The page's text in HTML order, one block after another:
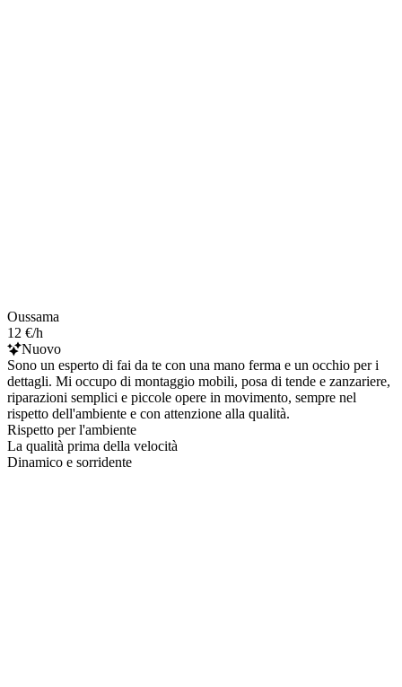
Oussama
12 €/h
Nuovo
Sono un esperto di fai da te con una mano ferma e un occhio per i
dettagli. Mi occupo di montaggio mobili, posa di tende e zanzariere,
riparazioni semplici e piccole opere in movimento, sempre nel
rispetto dell'ambiente e con attenzione alla qualità.
Rispetto per l'ambiente
La qualità prima della velocità
Dinamico e sorridente